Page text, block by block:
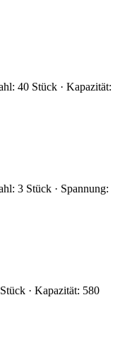
40 Stück · Kapazität:
3 Stück · Spannung:
· Kapazität: 580